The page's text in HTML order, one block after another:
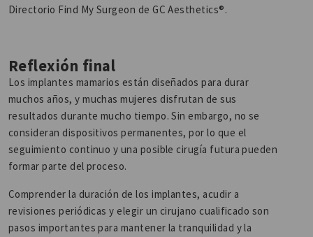
Directorio Find My Surgeon de GC Aesthetics®.
Reflexión final
Los implantes mamarios están diseñados para durar
muchos años, y muchas mujeres disfrutan de sus
resultados durante mucho tiempo. Sin embargo, no se
consideran dispositivos permanentes, por lo que el
seguimiento continuo y una posible cirugía futura pueden
formar parte del proceso.
Comprender la duración de los implantes, acudir a
revisiones periódicas y elegir un cirujano cualificado son
pasos importantes para mantener la tranquilidad y la